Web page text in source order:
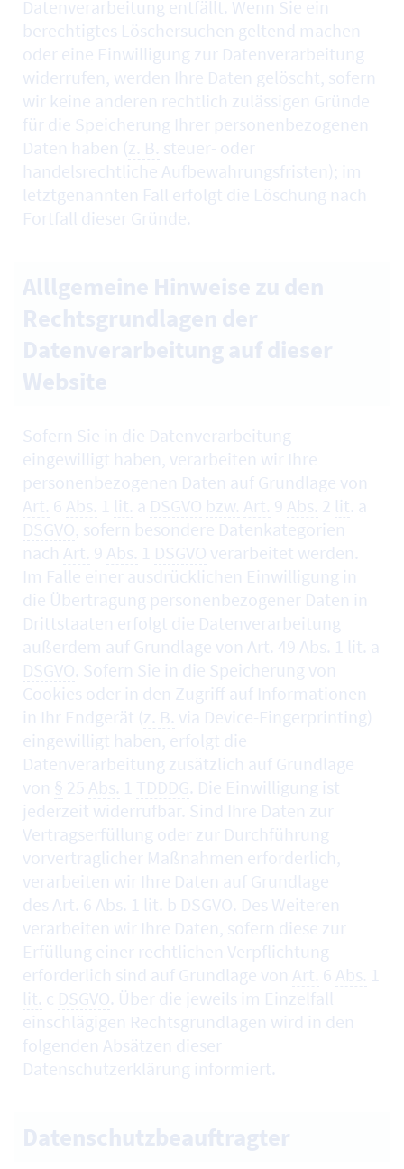
Datenverarbeitung entfällt. Wenn Sie ein
berechtigtes Löschersuchen geltend machen
oder eine Einwilligung zur Datenverarbeitung
widerrufen, werden Ihre Daten gelöscht, sofern
wir keine anderen rechtlich zulässigen Gründe
für die Speicherung Ihrer personenbezogenen
Daten haben (z. B. steuer- oder
handelsrechtliche Aufbewahrungsfristen); im
letztgenannten Fall erfolgt die Löschung nach
Fortfall dieser Gründe.
Sofern Sie in die Datenverarbeitung
eingewilligt haben, verarbeiten wir Ihre
personenbezogenen Daten auf Grundlage von
Art. 6 Abs. 1 lit. a DSGVO bzw. Art. 9 Abs. 2 lit. a
DSGVO, sofern besondere Datenkategorien
nach Art. 9 Abs. 1 DSGVO verarbeitet werden.
Im Falle einer ausdrücklichen Einwilligung in
die Übertragung personenbezogener Daten in
Drittstaaten erfolgt die Datenverarbeitung
außerdem auf Grundlage von Art. 49 Abs. 1 lit. a
DSGVO. Sofern Sie in die Speicherung von
Cookies oder in den Zugriff auf Informationen
in Ihr Endgerät (z. B. via Device-Fingerprinting)
eingewilligt haben, erfolgt die
Datenverarbeitung zusätzlich auf Grundlage
von § 25 Abs. 1 TDDDG. Die Einwilligung ist
jederzeit widerrufbar. Sind Ihre Daten zur
Vertragserfüllung oder zur Durchführung
vorvertraglicher Maßnahmen erforderlich,
verarbeiten wir Ihre Daten auf Grundlage
des Art. 6 Abs. 1 lit. b DSGVO. Des Weiteren
verarbeiten wir Ihre Daten, sofern diese zur
Erfüllung einer rechtlichen Verpflichtung
erforderlich sind auf Grundlage von Art. 6 Abs. 1
lit. c DSGVO. Über die jeweils im Einzelfall
einschlägigen Rechtsgrundlagen wird in den
folgenden Absätzen dieser
Datenschutzerklärung informiert.